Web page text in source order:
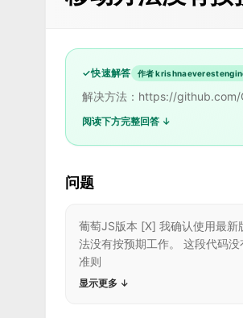
✓快速解答 作者
解决方法：https://
阅读下方完整回答 ↓
问题
葡萄JS版本 [X] 我确认使用最
法没有按预期工作。 这段代码
准则
显示更多 ↓